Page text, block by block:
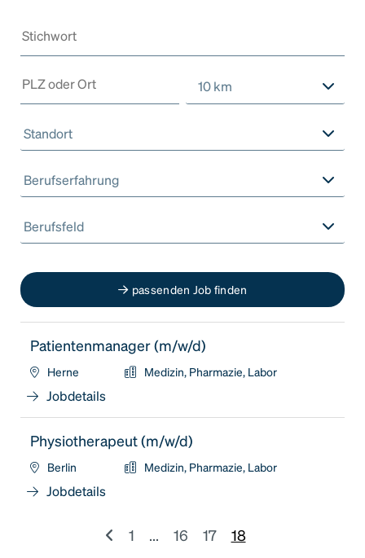
10 km
Standort
Berufserfahrung
Berufsfeld
passenden Job finden
Patientenmanager (m/w/d)
Herne Medizin, Pharmazie, Labor
Jobdetails
Physiotherapeut (m/w/d)
Berlin Medizin, Pharmazie, Labor
Jobdetails
1 ... 16 17 18